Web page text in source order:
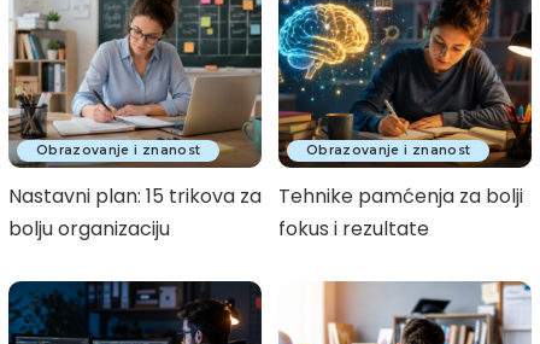
Obrazovanje i znanost
Nastavni plan: 15 trikova za
bolju organizaciju
Obrazovanje i znanost
Tehnike pamćenja za bolji
fokus i rezultate